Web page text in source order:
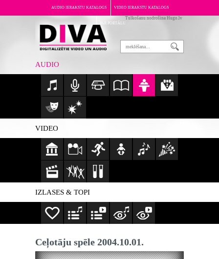
AUDIO IERAKSTU KATALOGS VIDEO IERAKSTU KATALOGS
PAR PORTĀLU
Tulkošanu nodrošina Hugo.lv
AUDIO
VIDEO
IZLASES & TOPI
Ceļotāju spēle 2004.10.01.